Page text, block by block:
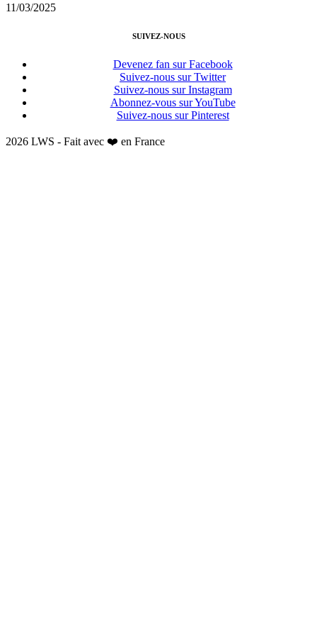
11/03/2025
SUIVEZ-NOUS
Devenez fan sur Facebook
Suivez-nous sur Twitter
Suivez-nous sur Instagram
Abonnez-vous sur YouTube
Suivez-nous sur Pinterest
2026 LWS - Fait avec ❤️ en France